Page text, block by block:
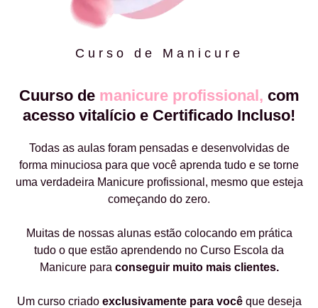
Curso de Manicure
Cuurso de manicure profissional, com
acesso vitalício e Certificado Incluso!
Todas as aulas foram pensadas e desenvolvidas de
forma minuciosa para que você aprenda tudo e se torne
uma verdadeira Manicure profissional, mesmo que esteja
começando do zero.
Muitas de nossas alunas estão colocando em prática
tudo o que estão aprendendo no Curso Escola da
Manicure para conseguir muito mais clientes.
Um curso criado exclusivamente para vocêque deseja